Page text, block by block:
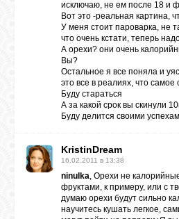
исключаю, не ем после 18 и
Вот это -реальная картина,
У меня стоит пароварка, не
что очень кстати, теперь
А орехи? они очень
Вы?
Остальное я все поняла и
это все в реалиях, что самое
Буду стараться
А за какой срок вы скинули
Буду делится своими
KristinDream
16.02.2011 в 13:38
ninulka, Орехи не
фруктами, к примеру, или с
думаю орехи будут сильно
научитесь кушать легкое,